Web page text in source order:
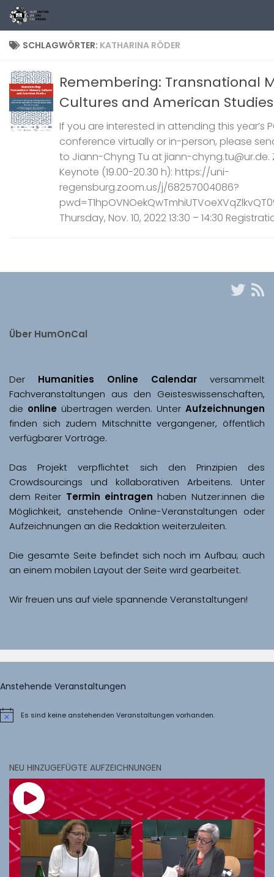
Zum Inhalt springen
SCHLAGWÖRTER: KATHARINA RÖDER
Remembering: Transnational
Cultures and American Studies
If you are interested in attending this year’s
conference virtually or in-person, please
to Jiann-Chyng Tu at jiann-chyng.tu@ur.de.
Keynote (19.00-20.30 h): https://uni-
regensburg.zoom.us/j/68257004086?
Thursday, Nov. 10, 2022 13:30 – 14:30
Über HumOnCal
Der Humanities Online Calendar versammelt
Fachveranstaltungen aus den Geisteswissenschaften,
die online übertragen werden. Unter Aufzeichnungen
finden sich zudem Mitschnitte vergangener, öffentlich
Das Projekt verpflichtet sich den Prinzipien des
Crowdsourcings und kollaborativen Arbeitens. Unter
dem Reiter Termin eintragen haben Nutzer:innen die
Möglichkeit, anstehende Online-Veranstaltungen oder
Aufzeichnungen an die Redaktion weiterzuleiten.
Die gesamte Seite befindet sich noch im Aufbau; auch
Wir freuen uns auf viele spannende Veranstaltungen!
Anstehende Veranstaltungen
HinweisEs sind keine anstehenden Veranstaltungen vorhanden.
NEU HINZUGEFÜGTE AUFZEICHNUNGEN